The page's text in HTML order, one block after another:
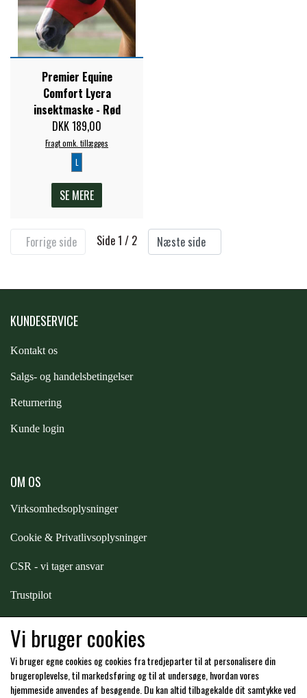
Premier Equine
Comfort Lycra
insektmaske - Rød
DKK 189,00
Fragt omk. tillægges
L
SE MERE
Forrige side Side 1 / 2 Næste side
KUNDESERVICE
Kontakt os
Salgs- og handelsbetingelser
Returnering
Kunde login
OM OS
Virksomhedsoplysninger
Cookie & Privatlivsoplysninger
CSR - vi tager ansvar
Trustpilot
Hos os kan du betale med:
Vi bruger cookies
Vi bruger egne cookies og cookies fra tredjeparter til at personalisere din
brugeroplevelse, til markedsføring og til at undersøge, hvordan vores
hjemmeside anvendes af besøgende. Du kan altid tilbagekalde dit samtykke ved